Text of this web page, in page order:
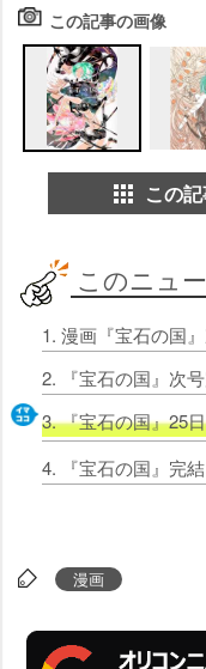
この記事の画像
この
このニュ
3. 『宝石の国』25
漫画